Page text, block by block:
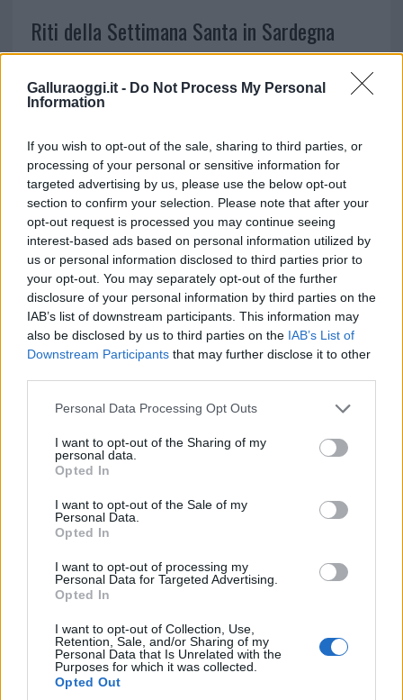
Galluraoggi.it - Do Not Process My Personal
Information
If you wish to opt-out of the sale, sharing to third parties, or
processing of your personal or sensitive information for
targeted advertising by us, please use the below opt-out
section to confirm your selection. Please note that after your
opt-out request is processed you may continue seeing
interest-based ads based on personal information utilized by
us or personal information disclosed to third parties prior to
your opt-out. You may separately opt-out of the further
disclosure of your personal information by third parties on the
IAB’s list of downstream participants. This information may
also be disclosed by us to third parties on the IAB’s List of
Downstream Participants that may further disclose it to other
Please note that this website/app uses one or more Google
not limited to your visit or usage behaviour. You may click to
grant or deny consent to Google and its third-party tags to
use your data for below specified purposes in below Google
consent section.
Personal Data Processing Opt Outs
I want to opt-out of the Sharing of my
personal data.
Opted In
I want to opt-out of the Sale of my
Personal Data.
Opted In
I want to opt-out of processing my
Personal Data for Targeted Advertising.
Opted In
I want to opt-out of Collection, Use,
Retention, Sale, and/or Sharing of my
Personal Data that Is Unrelated with the
Purposes for which it was collected.
Opted Out
Riti della Settimana Santa in Sardegna
LaSettimana Santa è un periodo di
grande rilevanza religiosa in Sardegna.
Durante questi giorni, molte città dell’isola
celebrano riti e manifestazioni di notevole
interesse. Alcune delle celebrazioni più ricche
Alghero, Castelsardo e Iglesias.
processione dei Misteri.Le confraternite
portano in processione sette statue lignee,
che rappresentano le varie stazioni della Via
Crucis. Questa processione, che attraversa le
strade del centro storico, è un momento di
grande devozione e partecipazione per i
cittadini di Cagliari.
Ad Alghero, si svolge la